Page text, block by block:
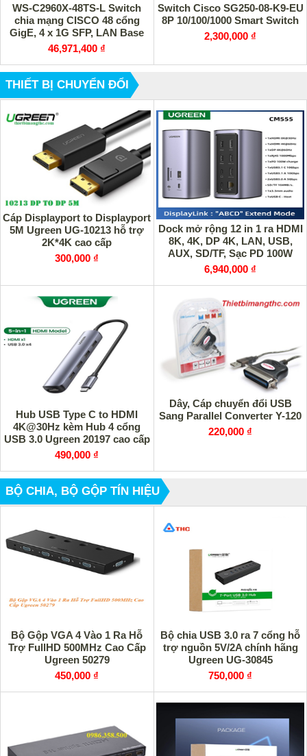
WS-C2960X-48TS-L Switch
chia mạng CISCO 48 cổng
GigE, 4 x 1G SFP, LAN Base
46,971,400 ₫
Switch Cisco SG250-08-K9-EU
8P 10/100/1000 Smart Switch
2,300,000 ₫
THIẾT BỊ CHUYỂN ĐỔI
Cáp Displayport to Displayport
5M Ugreen UG-10213 hỗ trợ
2K*4K cao cấp
300,000 ₫
Dock mở rộng 12 in 1 ra HDMI
8K, 4K, DP 4K, LAN, USB,
AUX, SD/TF, Sạc PD 100W
Ugreen 90325
6,940,000 ₫
Hub USB Type C to HDMI
4K@30Hz kèm Hub 4 cổng
USB 3.0 Ugreen 20197 cao cấp
490,000 ₫
Dây, Cáp chuyển đổi USB
Sang Parallel Converter Y-120
220,000 ₫
BỘ CHIA, BỘ GỘP TÍN HIỆU
Bộ Gộp VGA 4 Vào 1 Ra Hỗ
Trợ FullHD 500MHz Cao Cấp
Ugreen 50279
450,000 ₫
Bộ chia USB 3.0 ra 7 cổng hỗ
trợ nguồn 5V/2A chính hãng
Ugreen UG-30845
750,000 ₫